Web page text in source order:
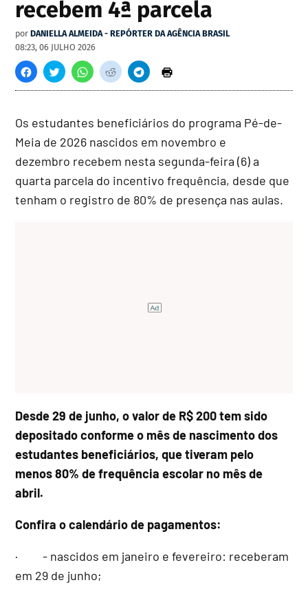
recebem 4ª parcela
por DANIELLA ALMEIDA - REPÓRTER DA AGÊNCIA BRASIL
08:23, 06 JULHO 2026
Os estudantes beneficiários do programa Pé-de-
Meia de 2026 nascidos em novembro e
dezembro recebem nesta segunda-feira (6) a
quarta parcela do incentivo frequência, desde que
tenham o registro de 80% de presença nas aulas.
Desde 29 de junho, o valor de R$ 200 tem sido
depositado conforme o mês de nascimento dos
estudantes beneficiários, que tiveram pelo
menos 80% de frequência escolar no mês de
abril.
Confira o calendário de pagamentos:
· - nascidos em janeiro e fevereiro: receberam
em 29 de junho;